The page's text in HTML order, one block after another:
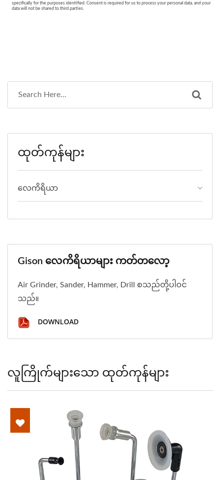
ထုတ်ကုန်များ
လေကိရိယာ
Gison လေကိရိယာများ ကတ်တလော့
Air Grinder, Sander, Hammer, Drill စသည်တို့ပါဝင်
သည်။
DOWNLOAD
လူကြိုက်များသော ထုတ်ကုန်များ